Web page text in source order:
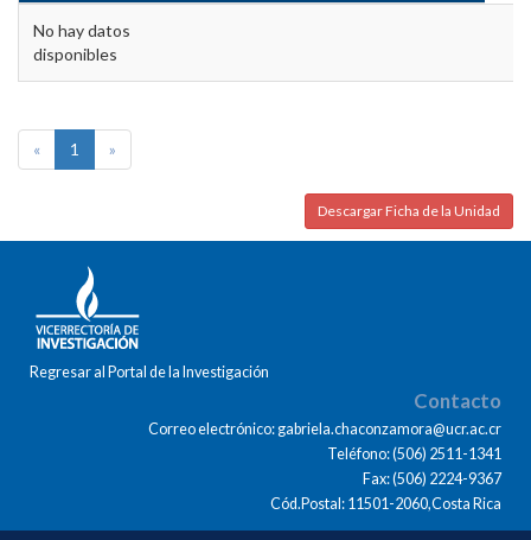
No hay datos
disponibles
« 1 »
Descargar Ficha de la Unidad
Regresar al Portal de la Investigación
Contacto
Correo electrónico: gabriela.chaconzamora@ucr.ac.cr
Teléfono: (506) 2511-1341
Fax: (506) 2224-9367
Cód.Postal: 11501-2060,Costa Rica